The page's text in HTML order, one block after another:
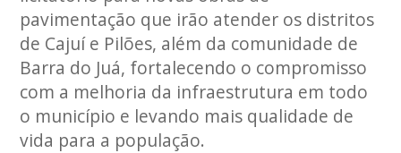
pavimentação que irão atender os distritos
de Cajuí e Pilões, além da comunidade de
Barra do Juá, fortalecendo o compromisso
com a melhoria da infraestrutura em todo
o município e levando mais qualidade de
vida para a população.